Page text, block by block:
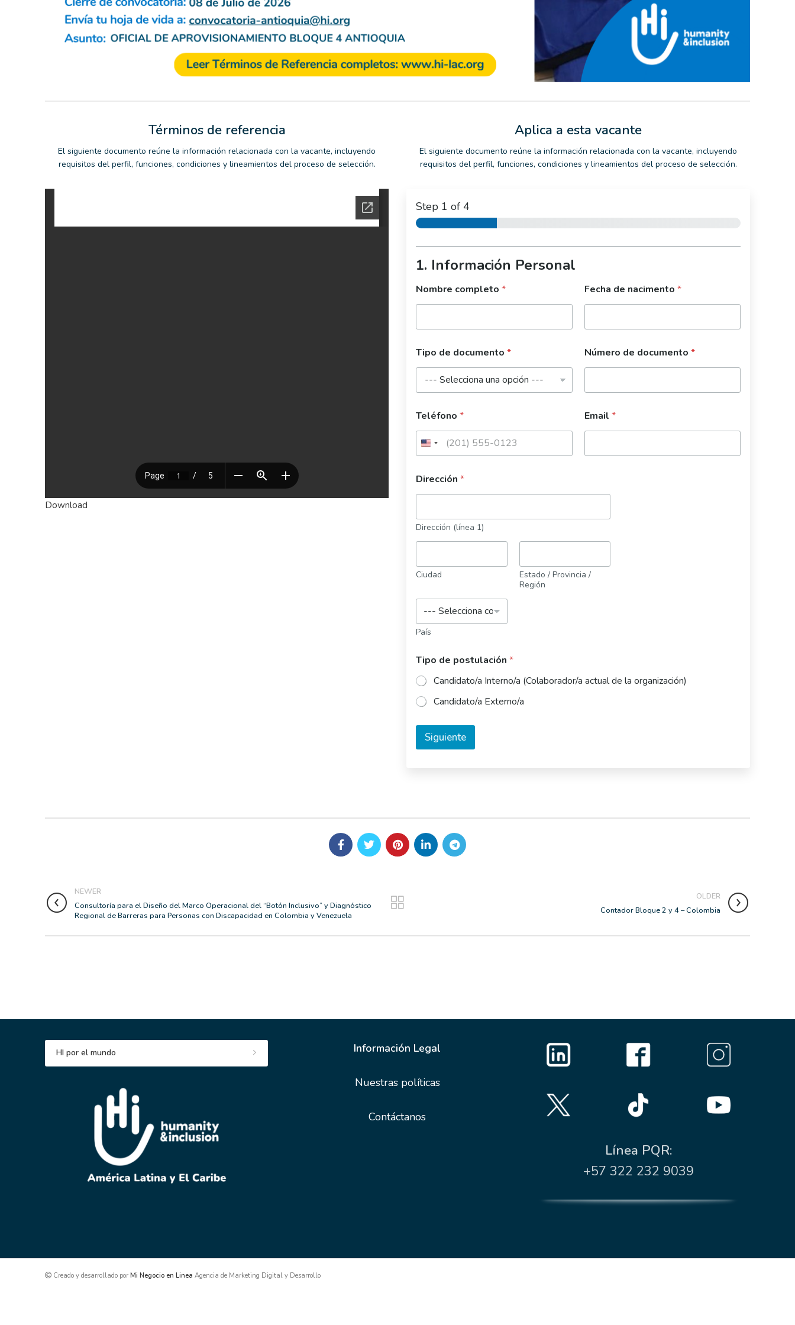
Términos de referencia
El siguiente documento reúne la información relacionada con la vacante, incluyendo
requisitos del perfil, funciones, condiciones y lineamientos del proceso de selección.
Download
Aplica a esta vacante
El siguiente documento reúne la información relacionada con la vacante, incluyendo
requisitos del perfil, funciones, condiciones y lineamientos del proceso de selección.
Step 1 of 4
1. Información Personal
Nombre completo * Fecha de nacimento *
Tipo de documento * Número de documento *
Teléfono * Email *
Dirección *
Dirección (línea 1)
Ciudad
Estado / Provincia /
Región
País
Tipo de postulación *
Candidato/a Interno/a (Colaborador/a actual de la organización)
Candidato/a Externo/a
Siguiente
NEWER
Consultoría para el Diseño del Marco Operacional del “Botón Inclusivo” y Diagnóstico
Regional de Barreras para Personas con Discapacidad en Colombia y Venezuela
OLDER
Contador Bloque 2 y 4 – Colombia
HI por el mundo Información Legal
Nuestras políticas
Contáctanos
Línea PQR:
+57 322 232 9039
Creado y desarrollado por Mi Negocio en Linea Agencia de Marketing Digital y Desarrollo